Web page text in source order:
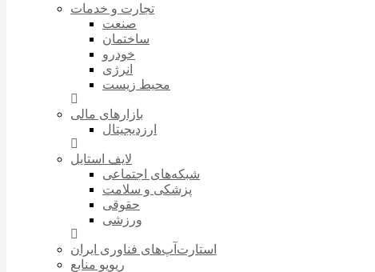
تجارت و خدمات
صنعت
ساختمان
خودرو
انرژی
محیط زیست
بازارهای مالی
ارزدیجیتال
لایف استایل
شبکه‌های اجتماعی
پزشکی و سلامت
حقوقی
ورزشی
استارت‌آپ‌های فناوری ایران
ریویو منابع